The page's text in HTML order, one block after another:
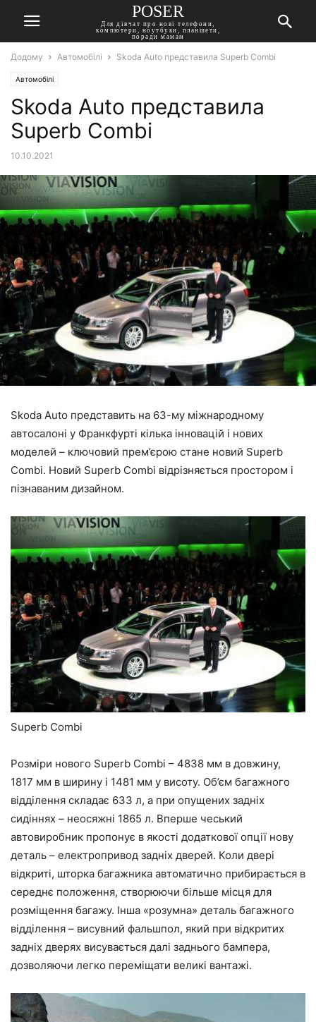
POSER
Для дівчат про нові телефони,
компютери, ноутбуки, планшети,
поради мамам
Додому Автомобілі Skoda Auto представила Superb Combi
Автомобілі
Skoda Auto представила
Superb Combi
10.10.2021
Skoda Auto представить на 63-му міжнародному
автосалоні у Франкфурті кілька інновацій і нових
моделей – ключовий прем’єрою стане новий Superb
Combi. Новий Superb Combi відрізняється простором і
пізнаваним дизайном.
Superb Combi
Розміри нового Superb Combi – 4838 мм в довжину,
1817 мм в ширину і 1481 мм у висоту. Об’єм багажного
відділення складає 633 л, а при опущених задніх
сидіннях – неосяжні 1865 л. Вперше чеський
автовиробник пропонує в якості додаткової опції нову
деталь – електропривод задніх дверей. Коли двері
відкриті, шторка багажника автоматично прибирається в
середнє положення, створюючи більше місця для
розміщення багажу. Інша «розумна» деталь багажного
відділення – висувний фальшпол, який при відкритих
задніх дверях висувається далі заднього бампера,
дозволяючи легко переміщати великі вантажі.